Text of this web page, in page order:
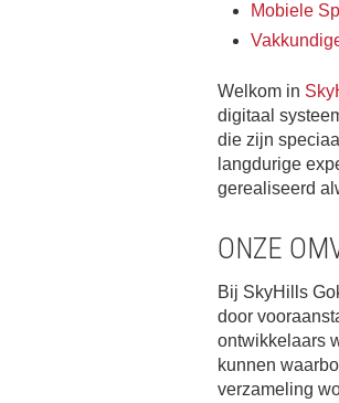
Mobiele
Welkom in
digitaal
die zijn
langdurige
gerealiseerd
ONZE
Bij SkyHills
door
ontwikkelaars
kunnen
verzameling